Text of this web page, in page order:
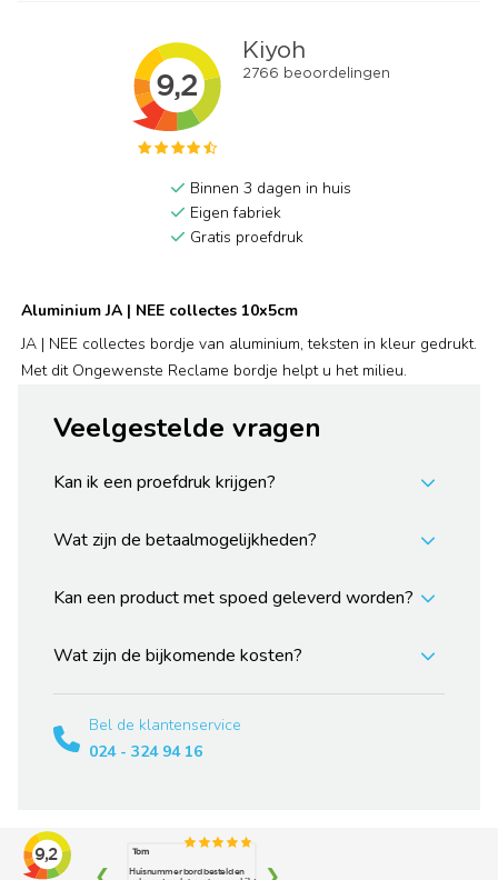
Binnen 3 dagen in huis
Eigen fabriek
Gratis proefdruk
Aluminium JA | NEE collectes 10x5cm
JA | NEE collectes bordje van aluminium, teksten in kleur gedrukt.
Met dit Ongewenste Reclame bordje helpt u het milieu.
Veelgestelde vragen
Kan ik een proefdruk krijgen?
Wat zijn de betaalmogelijkheden?
Kan een product met spoed geleverd worden?
Wat zijn de bijkomende kosten?
Bel de klantenservice
024 - 324 94 16